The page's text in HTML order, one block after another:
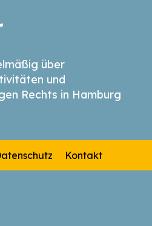
über
und
Rechts in Hamburg
Kontakt